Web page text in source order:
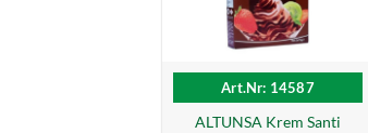
Art.Nr: 14587
ALTUNSA Krem Santi